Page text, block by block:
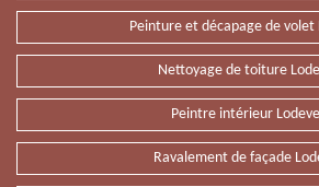
Peinture et décapage de volet
Nettoyage de toiture
Peintre intérieur Lodeve
Ravalement de façade